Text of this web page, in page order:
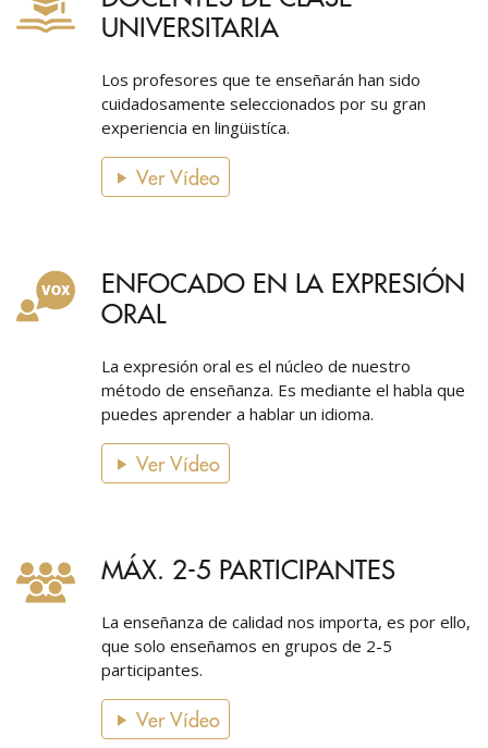
UNIVERSITARIA
Los profesores que te enseñarán han sido
cuidadosamente seleccionados por su gran
experiencia en lingüistíca.
Ver Vídeo
ENFOCADO EN LA EXPRESIÓN
ORAL
La expresión oral es el núcleo de nuestro
método de enseñanza. Es mediante el habla que
puedes aprender a hablar un idioma.
Ver Vídeo
MÁX. 2-5 PARTICIPANTES
La enseñanza de calidad nos importa, es por ello,
que solo enseñamos en grupos de 2-5
participantes.
Ver Vídeo